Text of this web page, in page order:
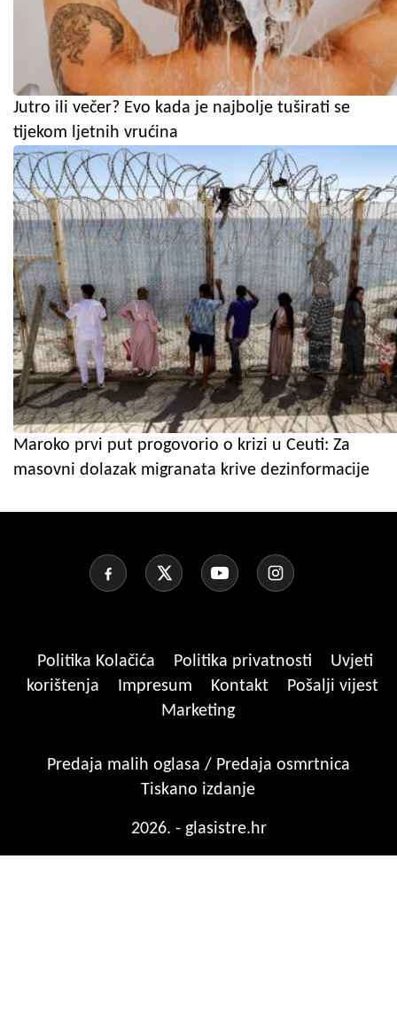
Jutro ili večer? Evo kada je najbolje tuširati se
tijekom ljetnih vrućina
Maroko prvi put progovorio o krizi u Ceuti: Za
masovni dolazak migranata krive dezinformacije
Politika Kolačića Politika privatnosti
Uvjeti
korištenja
Impresum Kontakt
Pošalji vijest
Marketing
Predaja malih oglasa / Predaja osmrtnica
Tiskano izdanje
2026. - glasistre.hr